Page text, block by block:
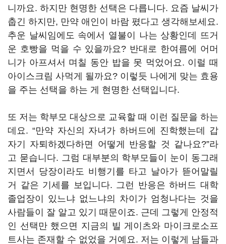
니까요. 하지만 현명한 선택은 다릅니다. 요즘 날씨가
춥긴 하지만, 만약 애인이 바람 폈다고 생각해보세요.
추운 날씨임에도 속에서 열불이 나는 상황인데 뜨거
운 호빵을 먹을 수 있을까요? 반대로 한여름에 어머
니가 아프셔서 며칠 동안 밥을 못 먹었어요. 이럴 때
아이스크림 사먹게 될까요? 이렇듯 나에게 맞는 효용
을 주는 선택을 하는 게 현명한 선택입니다.
또 저는 학부모 대상으로 교육할 때 이런 질문을 하는
데요. “만약 자신의 자녀가 하버드에 진학했는데 갑
자기 자퇴하겠다하면 어떻게 반응할 것 같나요?”라
고 묻습니다. 그럼 대부분의 학부모들이 눈이 동그래
지면서 당장이라도 비행기를 타고 날아가 뜯어말릴
거 같은 기세를 보입니다. 그런 반응은 하버드 대학
졸업장이 있느냐 없느냐의 차이가 엄청나다는 것을
사람들이 잘 알고 있기 때문이죠. 근데 그렇게 안정적
인 선택만 했으면 지금의 빌 게이츠와 마이크로소프
트사는 존재할 수 없었을 거예요. 저는 이렇게 남들과